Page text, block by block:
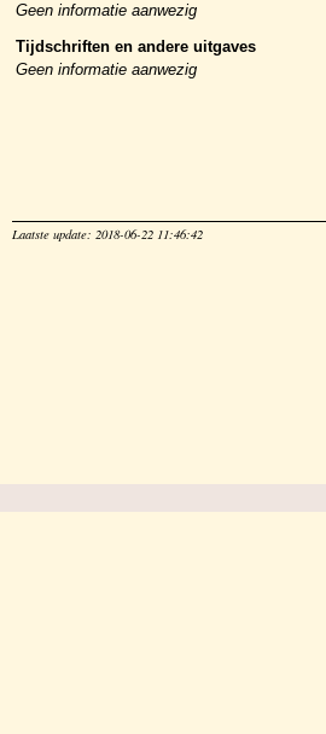
Geen informatie aanwezig
Tijdschriften en andere uitgaves
Geen informatie aanwezig
Laatste update: 2018-06-22 11:46:42